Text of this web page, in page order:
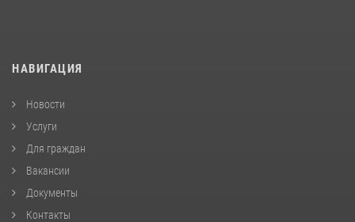
НАВИГАЦИЯ
Новости
Услуги
Для граждан
Вакансии
Документы
Контакты